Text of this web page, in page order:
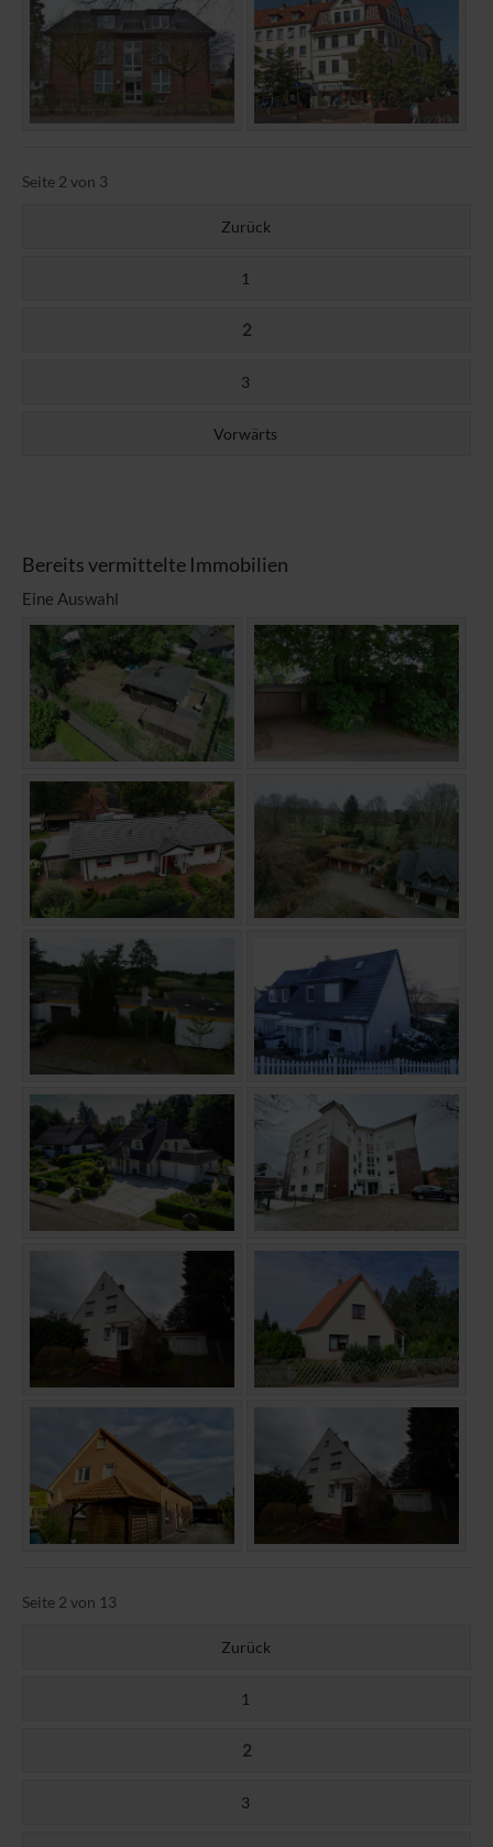
Seite 2 von 3
Zurück
1
2
3
Vorwärts
Bereits vermittelte Immobilien
Eine Auswahl
Seite 2 von 13
Zurück
1
2
3